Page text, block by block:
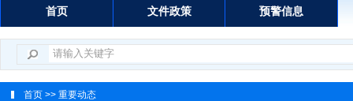
首页 文件政策 预警信息
首页 >> 重要动态